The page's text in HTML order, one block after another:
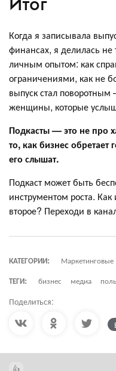
Когда я записывала
финансах, я делилась
личным опытом: как
ограничениями, как не
выпуск стал
женщины, которые
Подкасты — это не про
то, как бизнес обретает
его слышат.
Подкаст может быть
инструментом роста.
второе? Переходи в
КАТЕГОРИИ:
Маркетинговые
ТЕГИ:
бизнес медиа
Поделиться: